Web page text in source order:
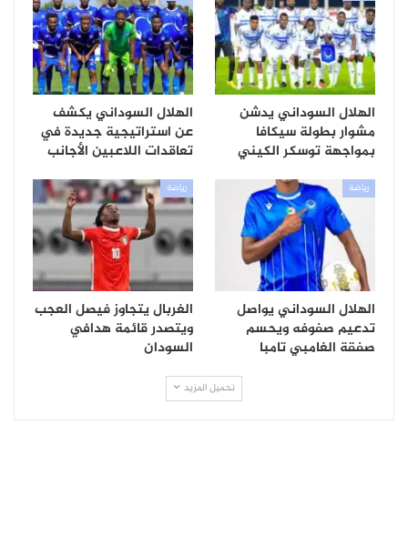
الهلال السوداني يدشن
مشوار بطولة سيكافا
بمواجهة توسكر الكيني
الهلال السوداني يكشف
عن استراتيجية جديدة في
تعاقدات اللاعبين الأجانب
رياضة
الهلال السوداني يواصل
تدعيم صفوفه ويحسم
صفقة الغامبي تامبا
رياضة
الغربال يتجاوز فيصل العجب
ويتصدر قائمة هدافي
السودان
تحميل المزيد